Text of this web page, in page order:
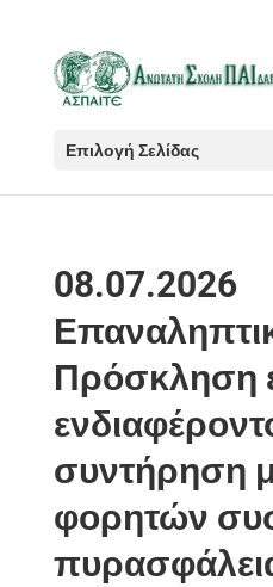
Επιλογή Σελίδας
08.07.2026
Πρόσκληση
συντήρηση
φορητών